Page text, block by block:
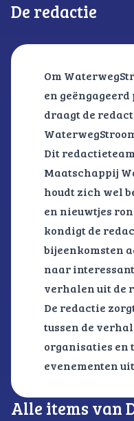
De redactie
Om
en
draagt de
Dit
Maatschappij
houdt zich wel
en nieuwtjes
kondigt de
bijeenkomsten
naar
verhalen uit de
De redactie
tussen de
organisaties en
evenementen
Alle items van